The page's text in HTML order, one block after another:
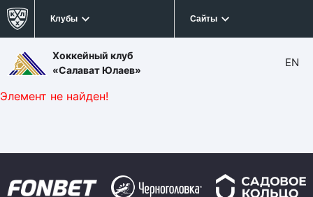
Клубы Сайты
Хоккейный клуб
«Салават Юлаев»
EN
Элемент не найден!